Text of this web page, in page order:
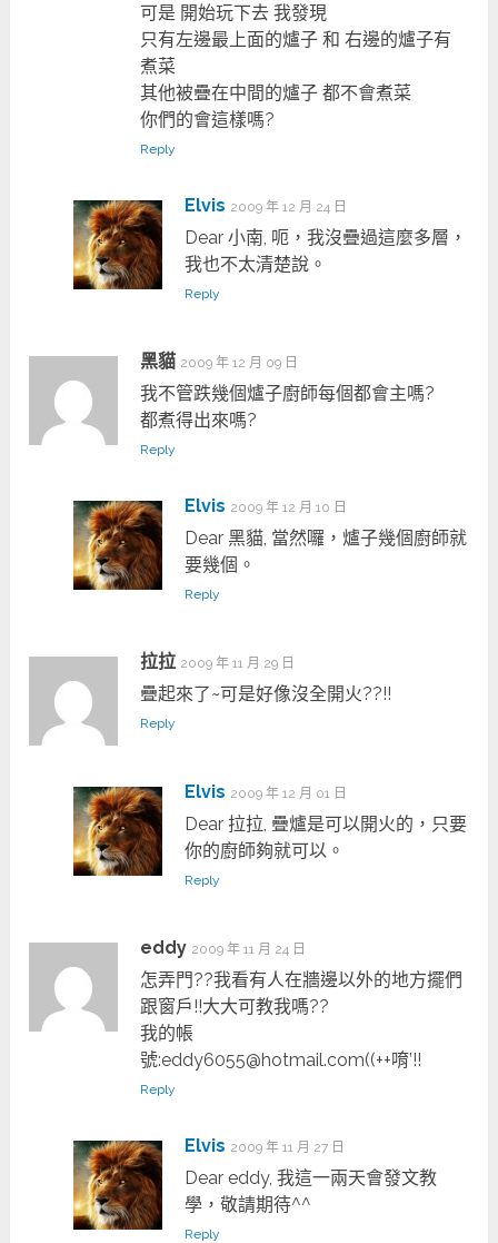
可是 開始玩下去 我發現
只有左邊最上面的爐子 和 右邊的爐子有
煮菜
其他被疊在中間的爐子 都不會煮菜
你們的會這樣嗎?
Reply
Elvis 2009 年 12 月 24 日
Dear 小南, 呃，我沒疊過這麼多層，
我也不太清楚說。
Reply
黑貓 2009 年 12 月 09 日
我不管跌幾個爐子廚師每個都會主嗎?
都煮得出來嗎?
Reply
Elvis 2009 年 12 月 10 日
Dear 黑貓, 當然囉，爐子幾個廚師就
要幾個。
Reply
拉拉 2009 年 11 月 29 日
疊起來了~可是好像沒全開火??!!
Reply
Elvis 2009 年 12 月 01 日
Dear 拉拉, 疊爐是可以開火的，只要
你的廚師夠就可以。
Reply
eddy 2009 年 11 月 24 日
怎弄門??我看有人在牆邊以外的地方擺們
跟窗戶!!大大可教我嗎??
我的帳
號:eddy6055@hotmail.com((++唷’!!
Reply
Elvis 2009 年 11 月 27 日
Dear eddy, 我這一兩天會發文教
學，敬請期待^^
Reply